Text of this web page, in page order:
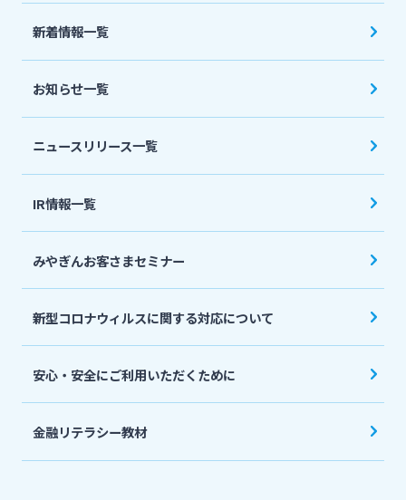
法人・個人事業主のお客さま
宮崎銀行について
ニュースリリース一覧
採用情報
お問い合わせ先一覧
新着情報一覧
お知らせ一覧
ニュースリリース一覧
IR情報一覧
みやぎんお客さまセミナー
新型コロナウィルスに関する対応について
安心・安全にご利用いただくために
金融リテラシー教材